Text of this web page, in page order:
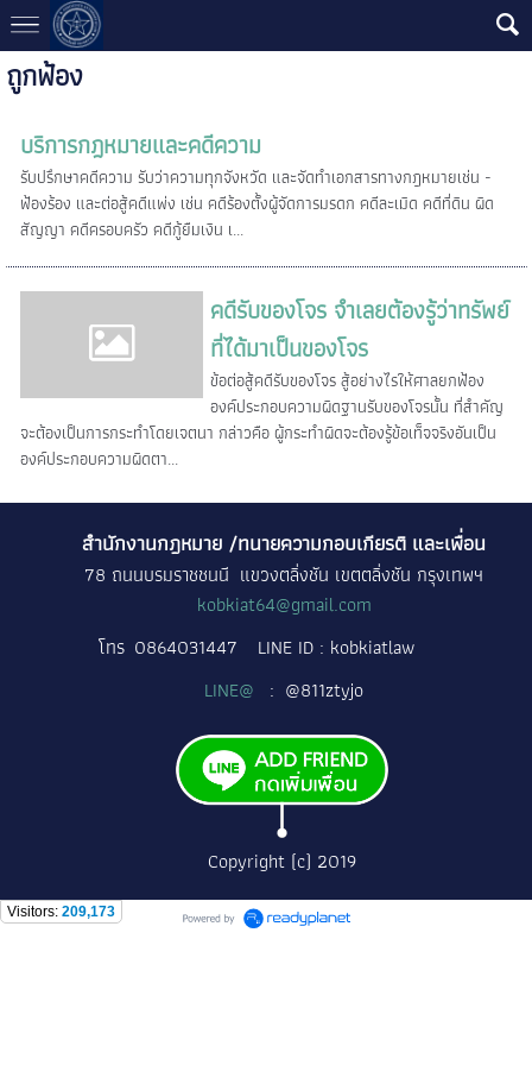
ถูกฟ้อง
บริการกฎหมายและคดีความ
รับปรึกษาคดีความ รับว่าความทุกจังหวัด และจัดทำเอกสารทางกฎหมายเช่น -
ฟ้องร้อง และต่อสู้คดีแพ่ง เช่น คดีร้องตั้งผู้จัดการมรดก คดีละเมิด คดีที่ดิน ผิด
สัญญา คดีครอบครัว คดีกู้ยืมเงิน เ...
คดีรับของโจร จำเลยต้องรู้ว่าทรัพย์
ที่ได้มาเป็นของโจร
ข้อต่อสู้คดีรับของโจร สู้อย่างไรให้ศาลยกฟ้อง
องค์ประกอบความผิดฐานรับของโจรนั้น ที่สำคัญ
จะต้องเป็นการกระทำโดยเจตนา กล่าวคือ ผู้กระทำผิดจะต้องรู้ข้อเท็จจริงอันเป็น
องค์ประกอบความผิดตา...
สำนักงานกฎหมาย /ทนายความกอบเกียรติ และเพื่อน
78 ถนนบรมราชชนนี แขวงตลิ่งชัน เขตตลิ่งชัน กรุงเทพฯ
kobkiat64@gmail.com
โทร 0864031447
LINE ID : kobkiatlaw
LINE@ : @811ztyjo
Copyright (c) 2019
Visitors: 209,173